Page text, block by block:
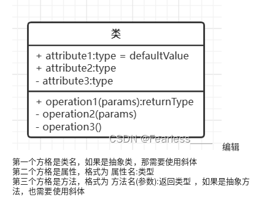
编辑
第一个方格是类名，如果是抽象类，那需要使用斜体
第二个方格是属性， 格式为 属性名:类型
第三个方格是方法， 格式为 方法名(参数):返回类型 ，如果是抽象方
法，也需要使用斜体